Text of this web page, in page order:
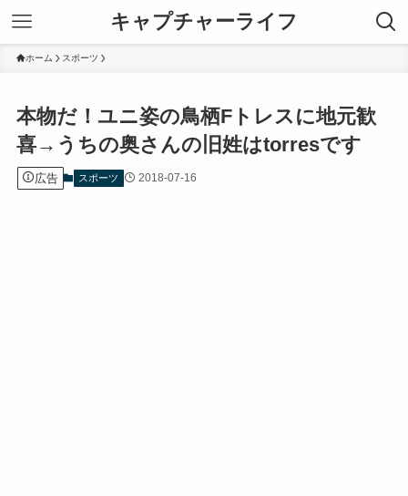
キャプチャーライフ
ホーム スポーツ
本物だ！ユニ姿の鳥栖Fトレスに地元歓
喜→うちの奥さんの旧姓はtorresです
広告 スポーツ 2018-07-16